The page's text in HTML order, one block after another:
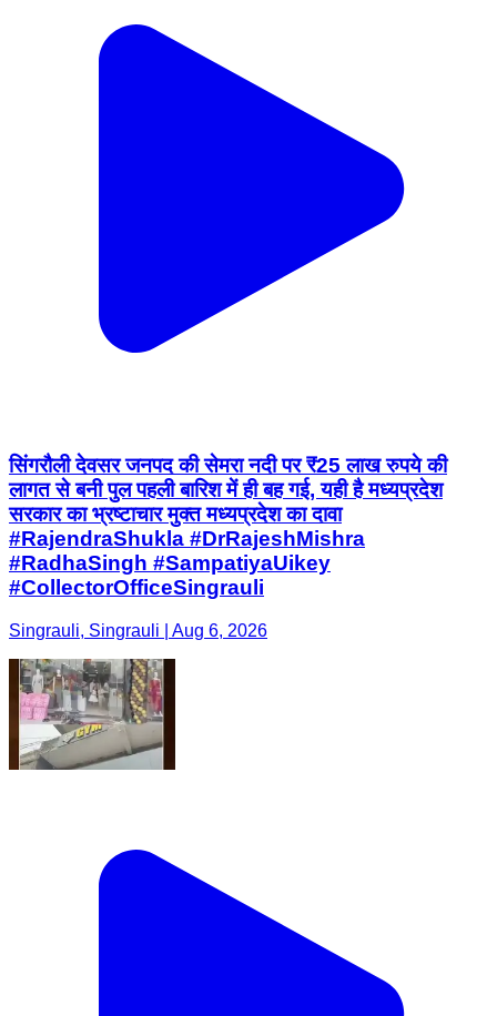
सिंगरौली देवसर जनपद की सेमरा नदी पर ₹25 लाख रुपये की
लागत से बनी पुल पहली बारिश में ही बह गई, यही है मध्यप्रदेश
सरकार का भ्रष्टाचार मुक्त मध्यप्रदेश का दावा
#RajendraShukla #DrRajeshMishra
#RadhaSingh #SampatiyaUikey
#CollectorOfficeSingrauli
Singrauli, Singrauli | Aug 6, 2026